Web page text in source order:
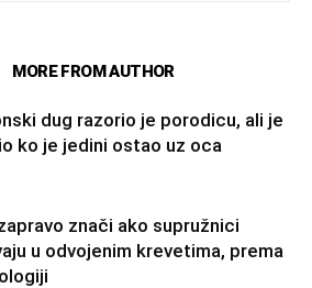
MORE FROM AUTHOR
dug razorio je porodicu, ali je
ko je jedini ostao uz oca
znači ako supružnici
u odvojenim krevetima, prema